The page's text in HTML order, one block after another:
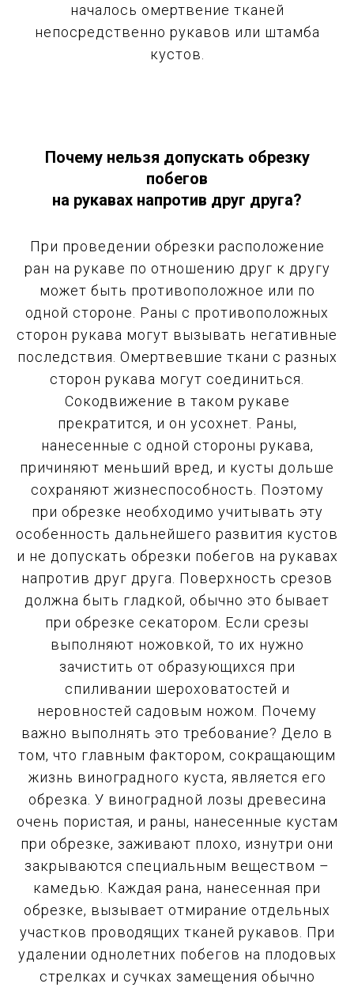
началось омертвение тканей
непосредственно рукавов или штамба
кустов.
Почему нельзя допускать обрезку
побегов
на рукавах напротив друг друга?
При проведении обрезки расположение
ран на рукаве по отношению друг к другу
может быть противоположное или по
одной стороне. Раны с противоположных
сторон рукава могут вызывать негативные
последствия. Омертвевшие ткани с разных
сторон рукава могут соединиться.
Сокодвижение в таком рукаве
прекратится, и он усохнет. Раны,
нанесенные с одной стороны рукава,
причиняют меньший вред, и кусты дольше
сохраняют жизнеспособность. Поэтому
при обрезке необходимо учитывать эту
особенность дальнейшего развития кустов
и не допускать обрезки побегов на рукавах
напротив друг друга. Поверхность срезов
должна быть гладкой, обычно это бывает
при обрезке секатором. Если срезы
выполняют ножовкой, то их нужно
зачистить от образующихся при
спиливании шероховатостей и
неровностей садовым ножом. Почему
важно выполнять это требование? Дело в
том, что главным фактором, сокращающим
жизнь виноградного куста, является его
обрезка. У виноградной лозы древесина
очень пористая, и раны, нанесенные кустам
при обрезке, заживают плохо, изнутри они
закрываются специальным веществом –
камедью. Каждая рана, нанесенная при
обрезке, вызывает отмирание отдельных
участков проводящих тканей рукавов. При
удалении однолетних побегов на плодовых
стрелках и сучках замещения обычно